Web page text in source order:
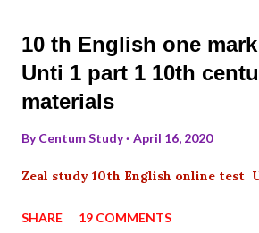
10 th English one
Unti 1 part 1 10th
materials
ByCentum Study April 16, 2020
Zeal study 10th English online test
SHARE 19 COMMENTS